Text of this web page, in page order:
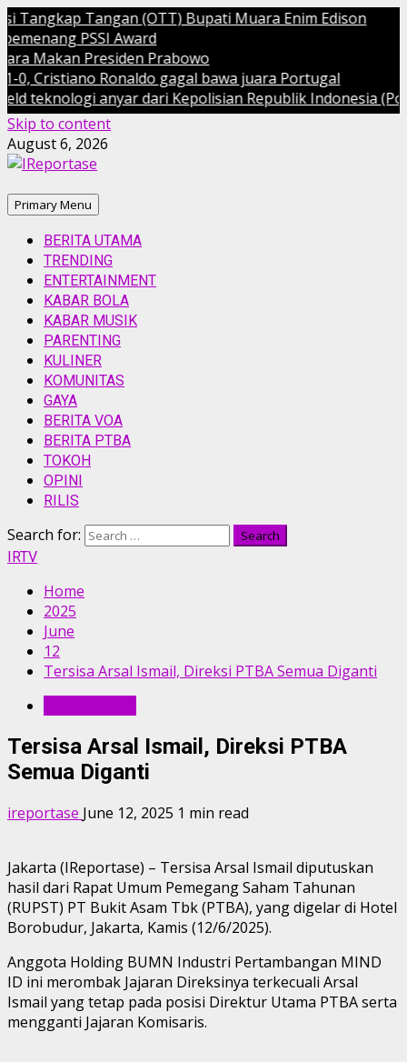
Tangan (OTT) Bupati Muara Enim Edison
PSSI Award
Presiden Prabowo
Ronaldo gagal bawa juara Portugal
anyar dari Kepolisian Republik Indonesia (Polri)
Skip to content
August 6, 2026
Primary Menu
BERITA UTAMA
TRENDING
ENTERTAINMENT
KABAR BOLA
KABAR MUSIK
PARENTING
KULINER
KOMUNITAS
GAYA
BERITA VOA
BERITA PTBA
TOKOH
OPINI
RILIS
Search for:
IRTV
Home
2025
June
12
Tersisa Arsal Ismail, Direksi PTBA Semua Diganti
Tersisa Arsal Ismail, Direksi PTBA
Semua Diganti
ireportase June 12, 2025 1 min read
Jakarta (IReportase) – Tersisa Arsal Ismail diputuskan
hasil dari Rapat Umum Pemegang Saham Tahunan
(RUPST) PT Bukit Asam Tbk (PTBA), yang digelar di Hotel
Borobudur, Jakarta, Kamis (12/6/2025).
Anggota Holding BUMN Industri Pertambangan MIND
ID ini merombak Jajaran Direksinya terkecuali Arsal
Ismail yang tetap pada posisi Direktur Utama PTBA serta
mengganti Jajaran Komisaris.